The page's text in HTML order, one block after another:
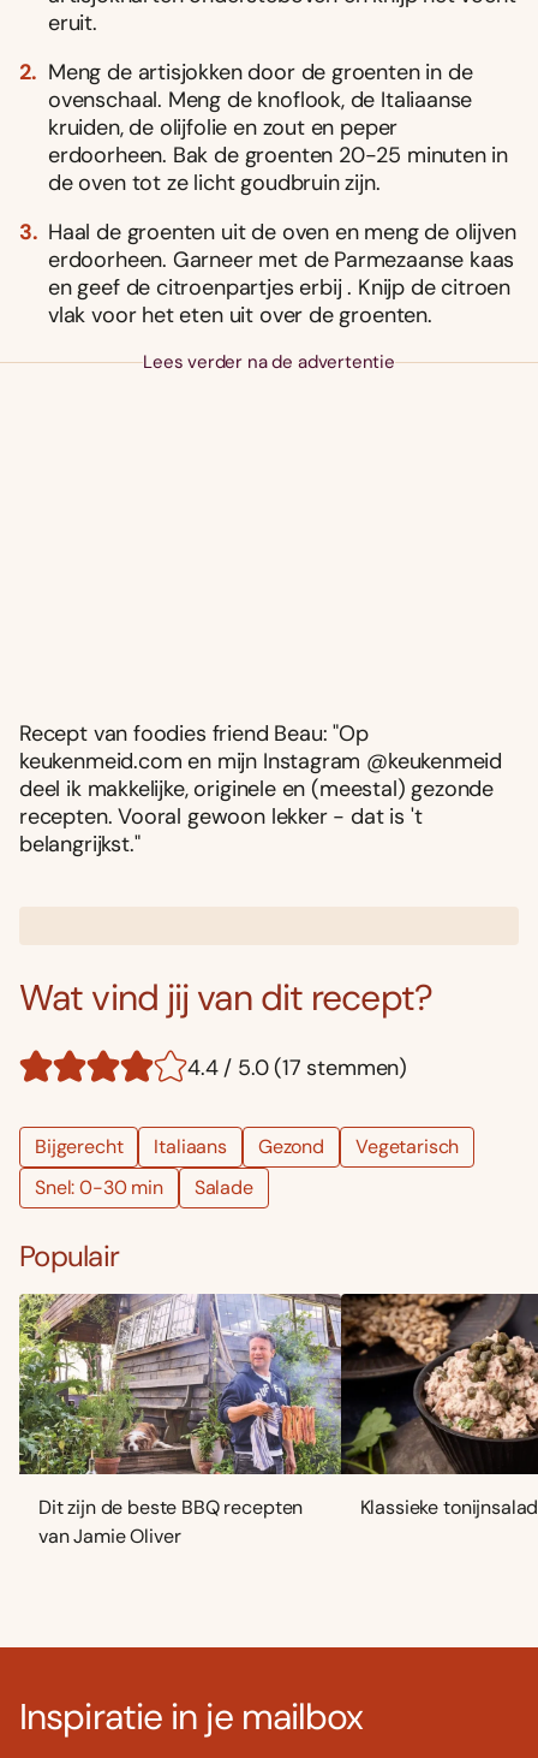
eruit.
Meng de artisjokken door de groenten in de
ovenschaal. Meng de knoflook, de Italiaanse
kruiden, de olijfolie en zout en peper
erdoorheen. Bak de groenten 20-25 minuten in
de oven tot ze licht goudbruin zijn.
Haal de groenten uit de oven en meng de olijven
erdoorheen. Garneer met de Parmezaanse kaas
en geef de citroenpartjes erbij . Knijp de citroen
vlak voor het eten uit over de groenten.
Lees verder na de advertentie
Recept van foodies friend Beau: "Op
keukenmeid.com en mijn Instagram @keukenmeid
deel ik makkelijke, originele en (meestal) gezonde
recepten. Vooral gewoon lekker - dat is 't
belangrijkst."
Wat vind jij van dit recept?
4.4 / 5.0 (17 stemmen)
Bijgerecht Italiaans Gezond
Vegetarisch
Snel: 0-30 min
Salade
Populair
Dit zijn de beste BBQ recepten
van Jamie Oliver
Klassieke
Inspiratie in je mailbox